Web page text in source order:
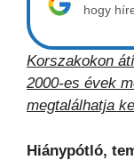
hogy
Korszakokon
2000-es évek
megtalálhatja
Hiánypótló,